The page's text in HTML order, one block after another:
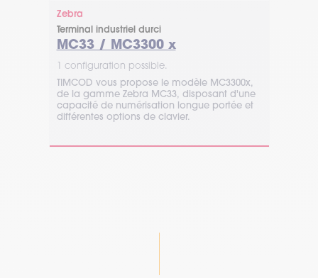
Zebra
Terminal industriel durci
MC33 / MC3300 x
1 configuration possible.
TIMCOD vous propose le modèle MC3300x,
de la gamme Zebra MC33, disposant d'une
capacité de numérisation longue portée et
différentes options de clavier.